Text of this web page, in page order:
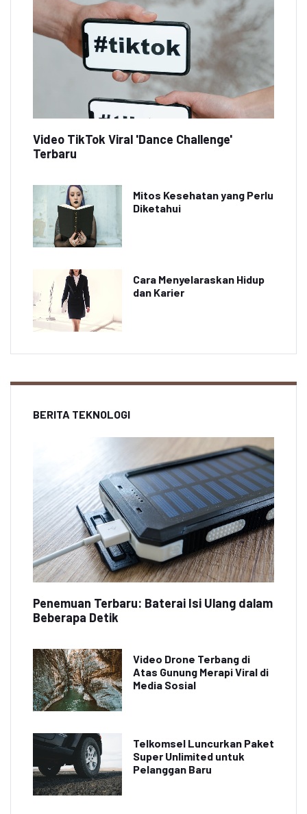
Video TikTok Viral 'Dance Challenge'
Terbaru
Mitos Kesehatan yang Perlu
Diketahui
Cara Menyelaraskan Hidup
dan Karier
BERITA TEKNOLOGI
Penemuan Terbaru: Baterai Isi Ulang dalam
Beberapa Detik
Video Drone Terbang di
Atas Gunung Merapi Viral di
Media Sosial
Telkomsel Luncurkan Paket
Super Unlimited untuk
Pelanggan Baru